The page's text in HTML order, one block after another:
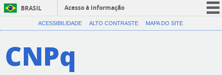
BRASIL
Acesso à informação
CORONAVÍRUS (COVID-19)
ACESSIBILIDADE ALTO CONTRASTE MAPA DO SITE
CNPq